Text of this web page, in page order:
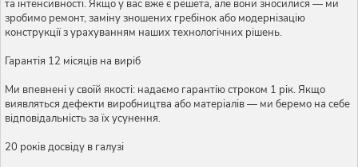
та інтенсивності. Якщо у вас вже є решета, але вони зносилися — ми
зробимо ремонт, заміну зношених гребінок або модернізацію
конструкції з урахуванням наших технологічних рішень.
Гарантія 12 місяців на виріб
Ми впевнені у своїй якості: надаємо гарантію строком 1 рік. Якщо
виявляться дефекти виробництва або матеріалів — ми беремо на себе
відповідальність за їх усунення.
20 років досвіду в галузі